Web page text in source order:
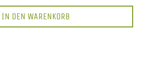
IN DEN WARENKORB